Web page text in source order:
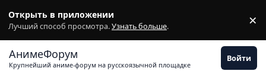
Открыть в приложении
Лучший способ просмотра.Узнать больше. ×
АнимеФорум
Крупнейший аниме-форум на русскоязычной площадке
Войти